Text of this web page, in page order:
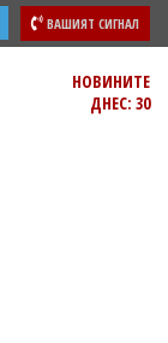
ВАШИЯТ СИГНАЛ
НОВИНИТЕ
ДНЕС: 30